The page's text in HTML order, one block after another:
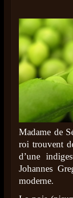
Madame de
roi trouvent
d’une
Johannes
moderne.